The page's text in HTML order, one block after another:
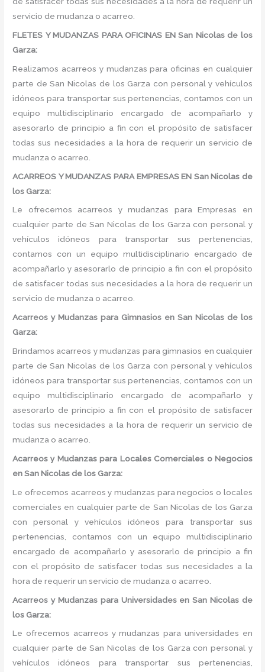
servicio de mudanza o acarreo.
FLETES Y MUDANZAS PARA OFICINAS EN San Nicolas de los
Garza:
Realizamos acarreos y mudanzas para oficinas en cualquier
parte de San Nicolas de los Garza con personal y vehículos
idóneos para transportar sus pertenencias, contamos con un
equipo multidisciplinario encargado de acompañarlo y
asesorarlo de principio a fin con el propósito de satisfacer
todas sus necesidades a la hora de requerir un servicio de
mudanza o acarreo.
ACARREOS Y MUDANZAS PARA EMPRESAS EN San Nicolas de
los Garza:
Le ofrecemos acarreos y mudanzas para Empresas en
cualquier parte de San Nicolas de los Garza con personal y
vehículos idóneos para transportar sus pertenencias,
contamos con un equipo multidisciplinario encargado de
acompañarlo y asesorarlo de principio a fin con el propósito
de satisfacer todas sus necesidades a la hora de requerir un
servicio de mudanza o acarreo.
Acarreos y Mudanzas para Gimnasios en San Nicolas de los
Garza:
Brindamos acarreos y mudanzas para gimnasios en cualquier
parte de San Nicolas de los Garza con personal y vehículos
idóneos para transportar sus pertenencias, contamos con un
equipo multidisciplinario encargado de acompañarlo y
asesorarlo de principio a fin con el propósito de satisfacer
todas sus necesidades a la hora de requerir un servicio de
mudanza o acarreo.
Acarreos y Mudanzas para Locales Comerciales o Negocios
en San Nicolas de los Garza:
Le ofrecemos acarreos y mudanzas para negocios o locales
comerciales en cualquier parte de San Nicolas de los Garza
con personal y vehículos idóneos para transportar sus
pertenencias, contamos con un equipo multidisciplinario
encargado de acompañarlo y asesorarlo de principio a fin
con el propósito de satisfacer todas sus necesidades a la
hora de requerir un servicio de mudanza o acarreo.
Acarreos y Mudanzas para Universidades en San Nicolas de
los Garza:
Le ofrecemos acarreos y mudanzas para universidades en
cualquier parte de San Nicolas de los Garza con personal y
vehículos idóneos para transportar sus pertenencias,